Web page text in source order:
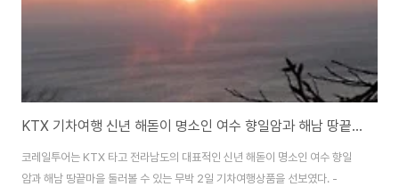
KTX 기차여행 신년 해돋이 명소인 여수 향일암과 해남 땅끝마을 둘러볼 수 있는 무박 2일 기차여행상품
코레일투어는 KTX 타고 전라남도의 대표적인 신년 해돋이 명소인 여수 향일
암과 해남 땅끝마을 둘러볼 수 있는 무박 2일 기차여행상품을 선보였다. -